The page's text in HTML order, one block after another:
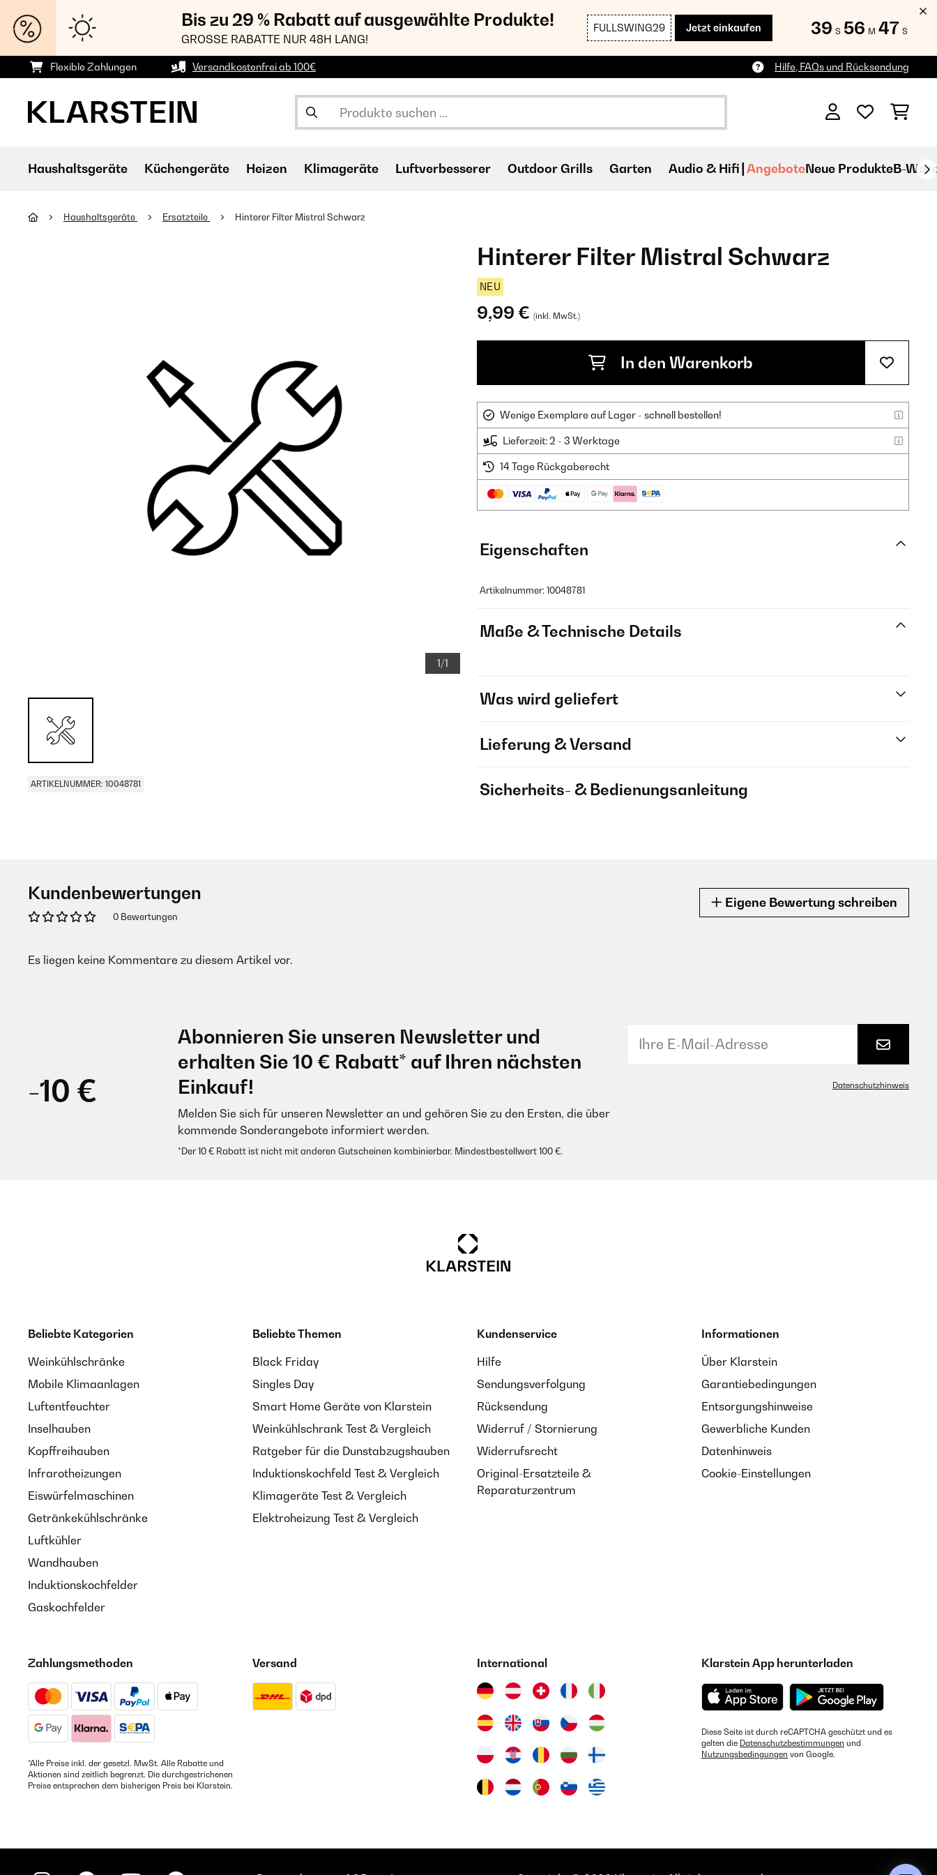
Bis zu 29 % Rabatt auf ausgewählte Produkte!
GROSSE RABATTE NUR 48H LANG!
FULLSWING29 Jetzt einkaufen 39 S 56 M 46 S
Flexible Zahlungen Versandkostenfrei ab 100€ Hilfe, FAQs und Rücksendung
Haushaltsgeräte Küchengeräte Heizen Klimageräte Luftverbesserer Outdoor Grills Garten Audio & Hifi AngeboteNeue ProdukteB-
Haushaltsgeräte Ersatzteile Hinterer Filter Mistral Schwarz
1/1
ARTIKELNUMMER: 10048781
Hinterer Filter Mistral Schwarz
NEU
9,99 € (inkl. MwSt.)
In den Warenkorb
Wenige Exemplare auf Lager - schnell bestellen!
Lieferzeit: 2 - 3 Werktage
14 Tage Rückgaberecht
Eigenschaften
Artikelnummer: 10048781
Maße & Technische Details
Was wird geliefert
Lieferung & Versand
Sicherheits- & Bedienungsanleitung
Kundenbewertungen
0 Bewertungen
Eigene Bewertung schreiben
Es liegen keine Kommentare zu diesem Artikel vor.
-10 €
Abonnieren Sie unseren Newsletter und
erhalten Sie 10 € Rabatt* auf Ihren nächsten
Einkauf!
Melden Sie sich für unseren Newsletter an und gehören Sie zu den Ersten, die über
kommende Sonderangebote informiert werden.
*Der 10 € Rabatt ist nicht mit anderen Gutscheinen kombinierbar. Mindestbestellwert 100 €.
Datenschutzhinweis
Beliebte Kategorien
Weinkühlschränke
Mobile Klimaanlagen
Luftentfeuchter
Inselhauben
Kopffreihauben
Infrarotheizungen
Eiswürfelmaschinen
Getränkekühlschränke
Luftkühler
Wandhauben
Induktionskochfelder
Gaskochfelder
Beliebte Themen
Black Friday
Singles Day
Smart Home Geräte von Klarstein
Weinkühlschrank Test & Vergleich
Ratgeber für die Dunstabzugshauben
Induktionskochfeld Test & Vergleich
Klimageräte Test & Vergleich
Elektroheizung Test & Vergleich
Kundenservice
Hilfe
Sendungsverfolgung
Rücksendung
Widerruf / Stornierung
Widerrufsrecht
Original-Ersatzteile &
Reparaturzentrum
Informationen
Über Klarstein
Garantiebedingungen
Entsorgungshinweise
Gewerbliche Kunden
Datenhinweis
Cookie-Einstellungen
Zahlungsmethoden
*Alle Preise inkl. der gesetzl. MwSt. Alle Rabatte und
Aktionen sind zeitlich begrenzt. Die durchgestrichenen
Preise entsprechen dem bisherigen Preis bei Klarstein.
Versand International Klarstein App herunterladen
Diese Seite ist durch reCAPTCHA geschützt und es
gelten die Datenschutzbestimmungen und
Nutzungsbedingungen von Google.